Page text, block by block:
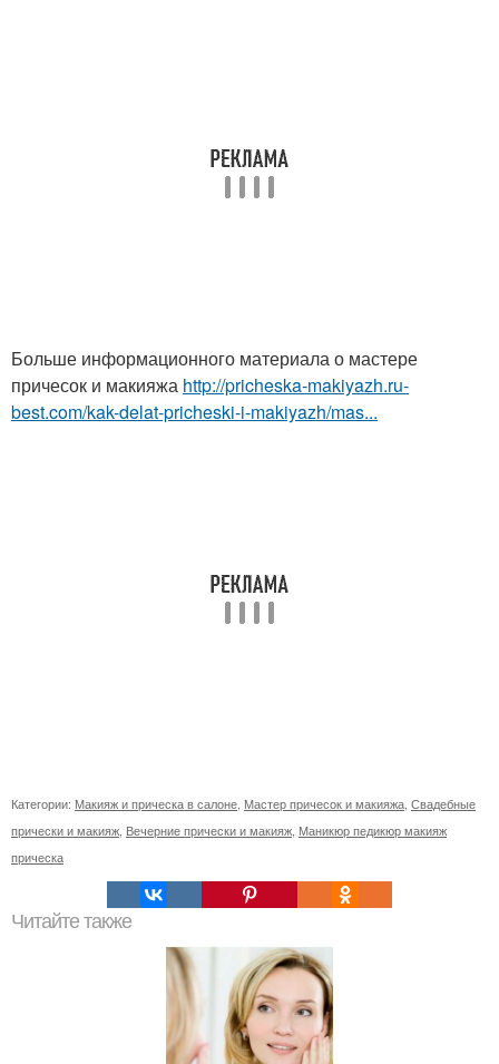
Больше информационного материала о мастере
причесок и макияжа http://pricheska-makiyazh.ru-
best.com/kak-delat-pricheski-i-makiyazh/mas...
Категории: Макияж и прическа в салоне Мастер причесок и макияжа Свадебные
прически и макияж Вечерние прически и макияж Маникюр педикюр макияж
прическа
Читайте также